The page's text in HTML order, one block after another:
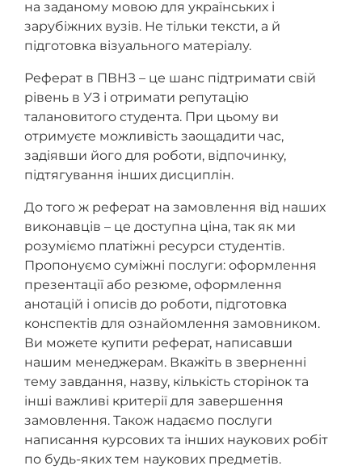
на заданому мовою для українських і
зарубіжних вузів. Не тільки тексти, а й
підготовка візуального матеріалу.
Реферат в ПВНЗ – це шанс підтримати свій
рівень в УЗ і отримати репутацію
талановитого студента. При цьому ви
отримуєте можливість заощадити час,
задіявши його для роботи, відпочинку,
підтягування інших дисциплін.
До того ж реферат на замовлення від наших
виконавців – це доступна ціна, так як ми
розуміємо платіжні ресурси студентів.
Пропонуємо суміжні послуги: оформлення
презентації або резюме, оформлення
анотацій і описів до роботи, підготовка
конспектів для ознайомлення замовником.
Ви можете купити реферат, написавши
нашим менеджерам. Вкажіть в зверненні
тему завдання, назву, кількість сторінок та
інші важливі критерії для завершення
замовлення. Також надаємо послуги
написання курсових та інших наукових робіт
по будь-яких тем наукових предметів.